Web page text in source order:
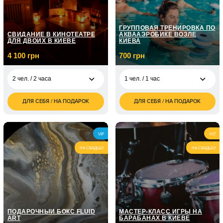
СВИДАНИЕ В КИНОТЕАТРЕ
ДЛЯ ДВОИХ В КИЕВЕ
4 100 грн
2 чел. / 2 часа
4 100
грн
ДЛЯ СЕБЯ / НА ПОДАРОК
ГРУППОВАЯ ТРЕНИРОВКА ПО
АКВААЭРОБИКЕ ВОЗЛЕ
КИЕВА
700 грн
1 чел. / 1 час
грн
ДЛЯ СЕБЯ / НА ПОДАРОК
VIP
НА СВАДЬБУ
ПОДАРОЧНЫЙ БОКС FLUID
ART
HIT
НА СВАДЬБУ
МАСТЕР-КЛАСС ИГРЫ НА
БАРАБАНАХ В КИЕВЕ